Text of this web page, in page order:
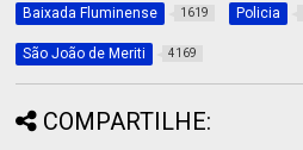
Baixada Fluminense 1619 Policia
São João de Meriti 4169
COMPARTILHE: